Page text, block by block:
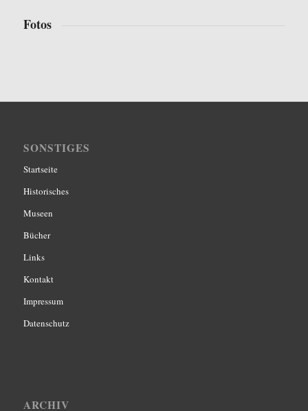
Fotos
SONSTIGES
Startseite
Historisches
Museen
Bücher
Links
Kontakt
Impressum
Datenschutz
ARCHIV